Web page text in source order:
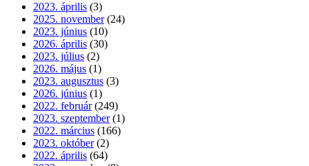
2023. április (3)
2025. november (24)
2023. június (10)
2026. április (30)
2023. július (2)
2026. május (1)
2023. augusztus (3)
2026. június (1)
2022. február (249)
2023. szeptember (1)
2022. március (166)
2023. október (2)
2022. április (64)